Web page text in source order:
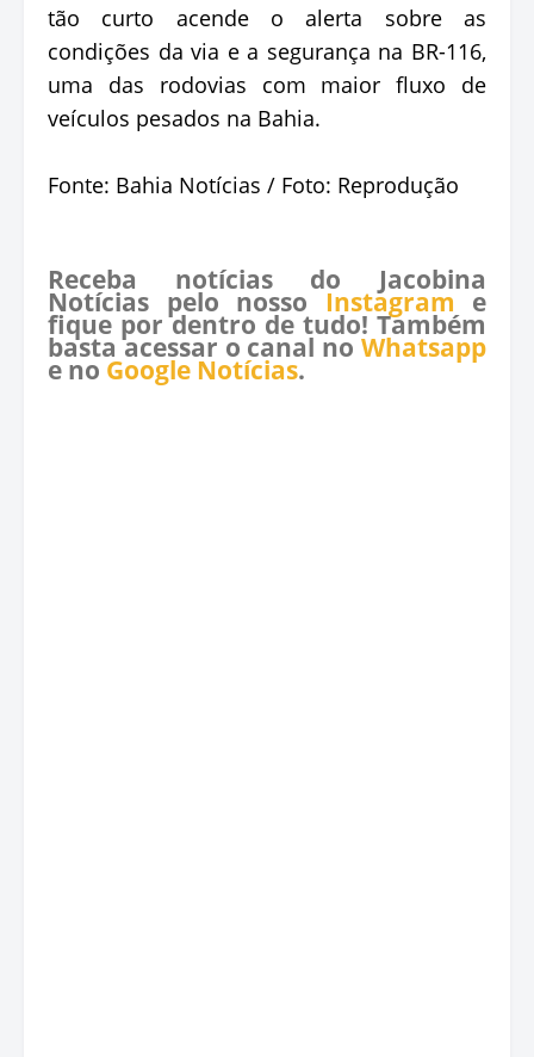
tão curto acende o alerta sobre as
condições da via e a segurança na BR-116,
uma das rodovias com maior fluxo de
veículos pesados na Bahia.
Fonte: Bahia Notícias / Foto: Reprodução
Receba notícias do Jacobina
Notícias pelo nosso Instagram e
fique por dentro de tudo! Também
basta acessar o canal no Whatsapp
e no Google Notícias.